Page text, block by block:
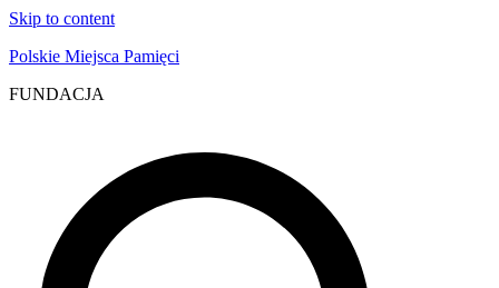
Skip to content
Polskie Miejsca Pamięci
FUNDACJA